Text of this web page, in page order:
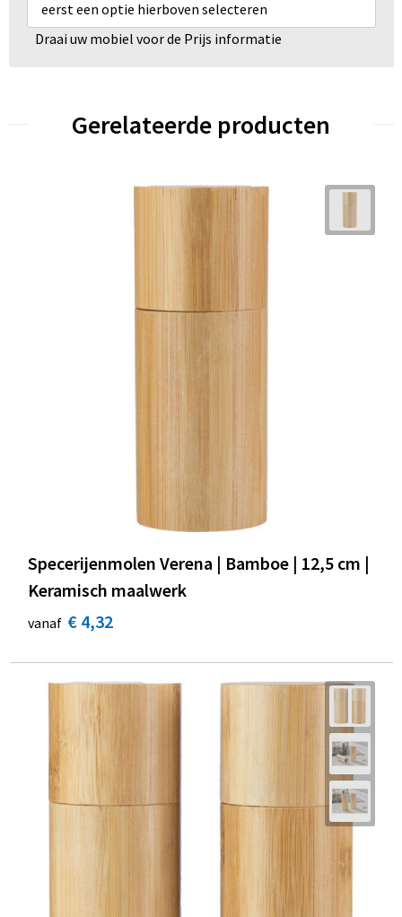
eerst een optie hierboven selecteren
Draai uw mobiel voor de Prijs informatie
Gerelateerde producten
Specerijenmolen Verena | Bamboe | 12,5 cm |
Keramisch maalwerk
vanaf € 4,32